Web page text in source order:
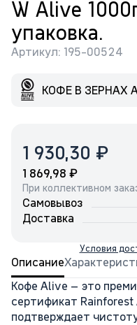
W Alive
упаковка.
Артикул: 195-00524
КОФЕ В ЗЕРНАХ
1 930,30 ₽
1 869,98 ₽
При коллективном
Самовывоз
Доставка
Условия
Описание
Кофе Alive – это
сертификат
подтверждает